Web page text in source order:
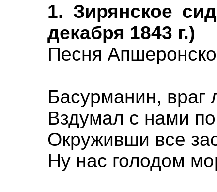
1. Зирянское
декабря 1843 г.)
Песня
Басурманин, враг
Вздумал с нами
Окруживши все
Ну нас голодом